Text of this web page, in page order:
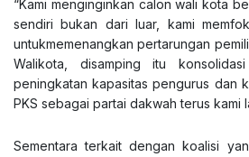
“Kami menginginkan calon wali kota
sendiri bukan dari luar, kami
untukmemenangkan pertarungan
Walikota, disamping itu
peningkatan kapasitas pengurus dan
PKS sebagai partai dakwah terus kami
Sementara terkait dengan koalisi